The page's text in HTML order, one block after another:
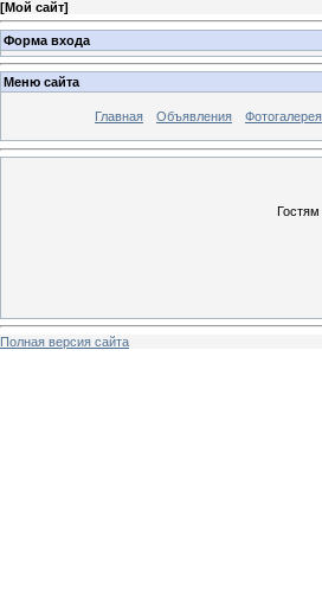
[Мой сайт]
Форма входа
Меню сайта
Главная Объявления Фотогалерея
Полная версия сайта